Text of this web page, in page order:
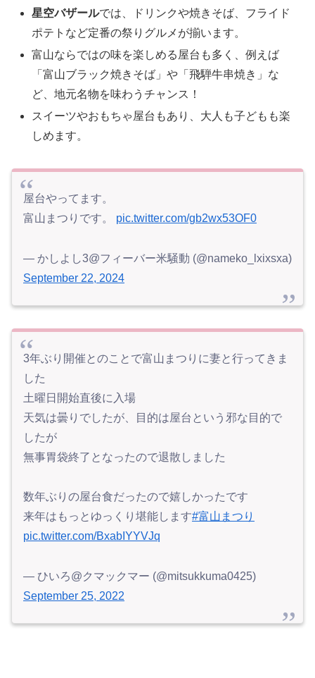
星空バザールでは、ドリンクや焼きそば、フライド
ポテトなど定番の祭りグルメが揃います。
富山ならではの味を楽しめる屋台も多く、例えば
「富山ブラック焼きそば」や「飛騨牛串焼き」な
ど、地元名物を味わうチャンス！
スイーツやおもちゃ屋台もあり、大人も子どもも楽
しめます。
屋台やってます。
富山まつりです。 pic.twitter.com/gb2wx53OF0
— かしよし3@フィーバー米騒動 (@nameko_lxixsxa)
September 22, 2024
3年ぶり開催とのことで富山まつりに妻と行ってきま
した
土曜日開始直後に入場
天気は曇りでしたが、目的は屋台という邪な目的で
したが
無事胃袋終了となったので退散しました
数年ぶりの屋台食だったので嬉しかったです
来年はもっとゆっくり堪能します#富山まつり
pic.twitter.com/BxabIYYVJq
— ひいろ@クマックマー (@mitsukkuma0425)
September 25, 2022